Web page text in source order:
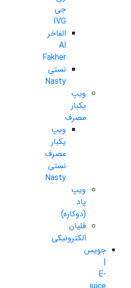
جی
IVG
الفاخر
Al
Fakher
نستی
Nasty
ویپ
یکبار
مصرف
ویپ
یکبار
مصرف
نستی
Nasty
ویپ
پاد
(دوکاره)
قلیان
الکترونیکی
جویس
|
E-